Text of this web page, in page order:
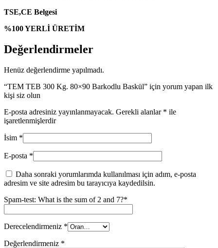
TSE,CE Belgesi
%100 YERLİ ÜRETİM
Değerlendirmeler
Henüz değerlendirme yapılmadı.
“TEM TEB 300 Kg. 80×90 Barkodlu Baskül” için yorum yapan ilk
kişi siz olun
E-posta adresiniz yayınlanmayacak. Gerekli alanlar * ile
işaretlenmişlerdir
İsim *
E-posta *
Daha sonraki yorumlarımda kullanılması için adım, e-posta
adresim ve site adresim bu tarayıcıya kaydedilsin.
Spam-test: What is the sum of 2 and 7?*
Derecelendirmeniz *
Değerlendirmeniz *